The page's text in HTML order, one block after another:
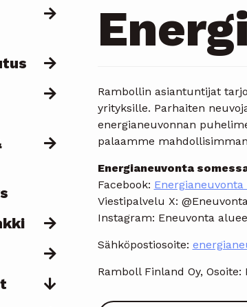
Rambollin asiantuntijat
yrityksille. Parhaiten
energianeuvonnan
palaamme
Energianeuvonta
Facebook:
Viestipalvelu X:
Instagram: Eneuvonta
Sähköpostiosoite:
Ramboll Finland Oy,